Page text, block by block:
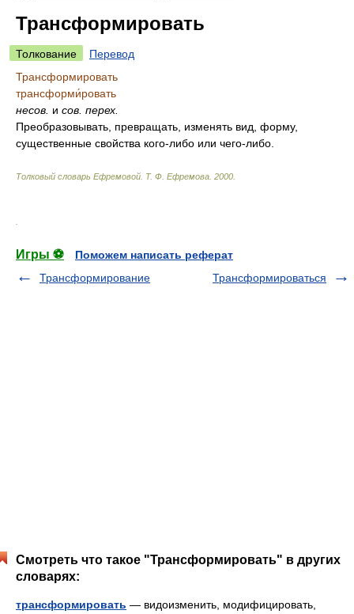
Трансформировать
Толкование
Перевод
Трансформировать
трансформи́ровать
несов. и сов. перех.
Преобразовывать, превращать, изменять вид, форму,
существенные свойства кого-либо или чего-либо.
Толковый словарь Ефремовой Т. Ф. Ефремова. 2000
Игры ⚽
Поможем написать реферат
Трансформирование
Трансформироваться
Смотреть что такое "Трансформировать" в других
словарях:
трансформировать — видоизменить, модифицировать,